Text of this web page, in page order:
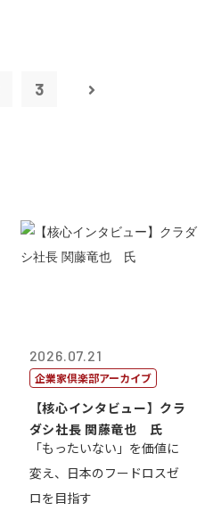
3
2026.07.21
企業家倶楽部アーカイブ
【核心インタビュー】クラ
ダシ社長 関藤竜也 氏
「もったいない」を価値に
変え、日本のフードロスゼ
ロを目指す